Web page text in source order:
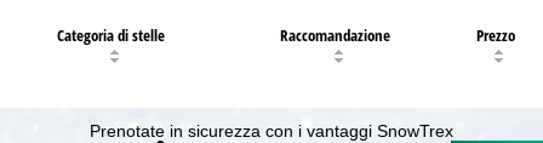
Categoria di stelle Raccomandazione Prezzo
Prenotate in sicurezza con i vantaggi SnowTrex